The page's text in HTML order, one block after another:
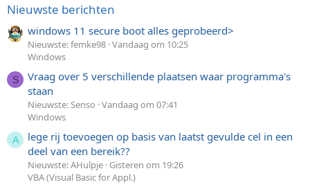
Nieuwste berichten
windows 11 secure boot alles geprobeerd>
Nieuwste: femke98 Vandaag om 10:25
Windows
S
Vraag over 5 verschillende plaatsen waar programma's
staan
Nieuwste: Senso Vandaag om 07:41
Windows
A
lege rij toevoegen op basis van laatst gevulde cel in een
deel van een bereik??
Nieuwste: AHulpje Gisteren om 19:26
VBA (Visual Basic for Appl.)